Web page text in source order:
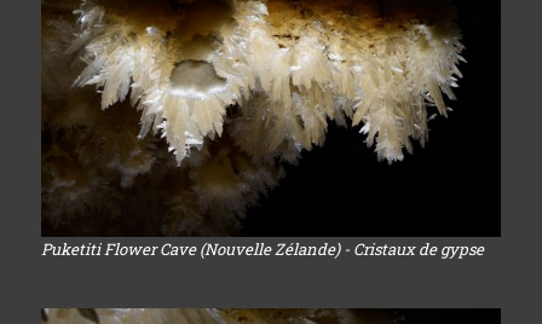
Puketiti Flower Cave (Nouvelle Zélande) - Cristaux de gypse